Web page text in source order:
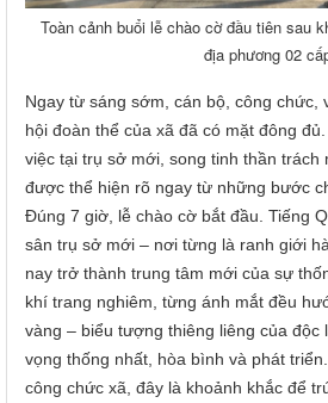
Toàn cảnh buổi lễ chào cờ đầu tiên sau
địa phương 02
Ngay từ sáng sớm, cán bộ, công chức,
hội đoàn thể của xã đã có mặt đông
việc tại trụ sở mới, song tinh thần trách
được thể hiện rõ ngay từ những bước
Đúng 7 giờ, lễ chào cờ bắt đầu. Tiếng
sân trụ sở mới – nơi từng là ranh giới
nay trở thành trung tâm mới của sự
khí trang nghiêm, từng ánh mắt đều
vàng – biểu tượng thiêng liêng của độc
vọng thống nhất, hòa bình và phát
công chức xã, đây là khoảnh khắc để